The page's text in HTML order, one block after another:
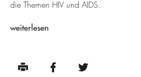
die Themen HIV und AIDS.
weiterlesen